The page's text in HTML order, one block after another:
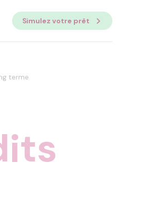
Simulez votre prêt
terme